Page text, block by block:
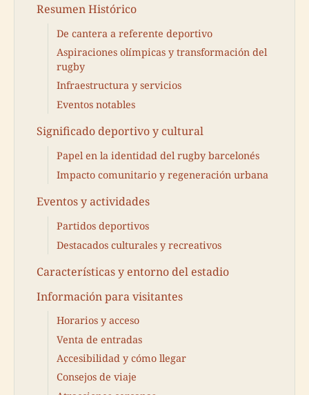
Resumen Histórico
De cantera a referente deportivo
Aspiraciones olímpicas y transformación del
rugby
Infraestructura y servicios
Eventos notables
Significado deportivo y cultural
Papel en la identidad del rugby barcelonés
Impacto comunitario y regeneración urbana
Eventos y actividades
Partidos deportivos
Destacados culturales y recreativos
Características y entorno del estadio
Información para visitantes
Horarios y acceso
Venta de entradas
Accesibilidad y cómo llegar
Consejos de viaje